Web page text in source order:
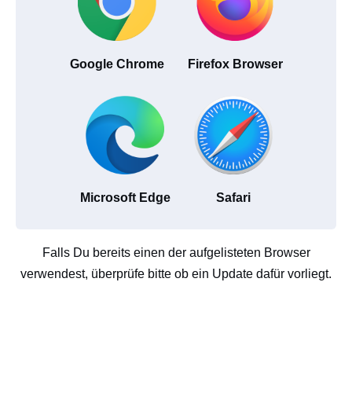
Google Chrome Firefox Browser
Microsoft Edge Safari
Falls Du bereits einen der aufgelisteten Browser
verwendest, überprüfe bitte ob ein Update dafür vorliegt.